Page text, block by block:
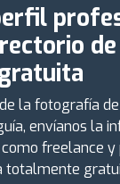
la fotografía
envíanos la
freelance y
totalmente